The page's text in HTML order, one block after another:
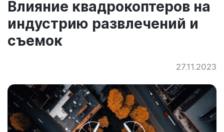
Влияние квадрокоптеров на
индустрию развлечений и
съемок
27.11.2023